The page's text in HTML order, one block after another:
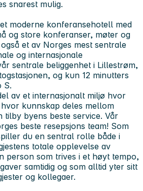
snarest mulig.
moderne konferansehotell med
og store konferanser, møter og
et av Norges mest sentrale
og internasjonale
sentrale beliggenhet i Lillestrøm,
og kun 12 minutters
S.
av et internasjonalt miljø hvor
kunnskap deles mellom
tilby byens beste service. Vår
beste resepsjons team! Som
du en sentral rolle både i
totale opplevelse av
person som trives i et høyt tempo,
samtidig og som alltid yter sitt
og kollegaer.